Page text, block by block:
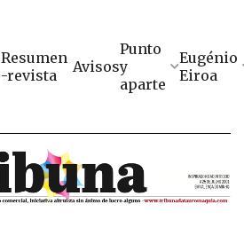
Resumen
-revista
Avisos
Punto
y
aparte
Eugénio
Eiroa